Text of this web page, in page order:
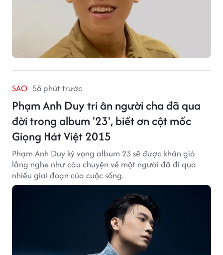
SAO 58 phút trước
Phạm Anh Duy tri ân người cha đã qua
đời trong album '23', biết ơn cột mốc
Giọng Hát Việt 2015
Phạm Anh Duy kỳ vọng album 23 sẽ được khán giả
lắng nghe như câu chuyện về một người đã đi qua
nhiều giai đoạn của cuộc sống.